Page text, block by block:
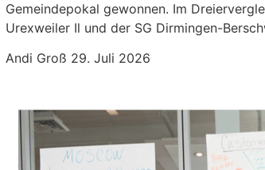
Gemeindepokal gewonnen. Im
Urexweiler Il und der SG Dirmingen-
Andi Groß 29. Juli 2026